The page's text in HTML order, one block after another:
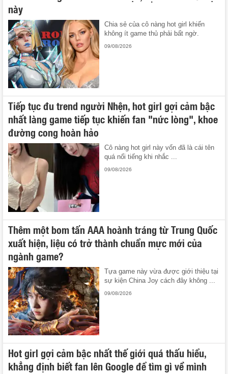
này
Chia sẻ của cô nàng hot girl khiến
không ít game thủ phải bất ngờ.
09/08/2026
Tiếp tục đu trend người Nhện, hot girl gợi cảm bậc
nhất làng game tiếp tục khiến fan "nức lòng", khoe
đường cong hoàn hảo
Cô nàng hot girl này vốn đã là cái tên
quá nổi tiếng khi nhắc ...
09/08/2026
Thêm một bom tấn AAA hoành tráng từ Trung Quốc
xuất hiện, liệu có trở thành chuẩn mực mới của
ngành game?
Tựa game này vừa được giới thiệu tại
sự kiện China Joy cách đây không ...
09/08/2026
Hot girl gợi cảm bậc nhất thế giới quá thấu hiểu,
khẳng định biết fan lên Google để tìm gì về mình